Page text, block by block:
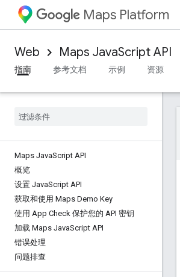
Maps Platform
Web Maps JavaScript API
指南
参考文档 示例 资源
Maps JavaScript API
概览
设置 JavaScript API
获取和使用 Maps Demo Key
使用 App Check 保护您的 API 密钥
加载 Maps JavaScript API
错误处理
问题排查